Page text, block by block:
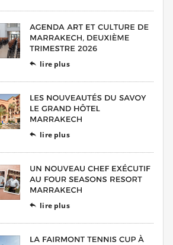
 lire plus
 lire plus
 lire plus